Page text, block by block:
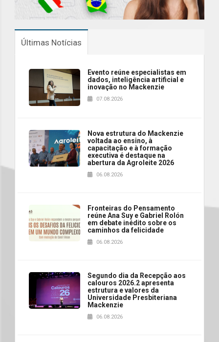
Últimas Notícias
Evento reúne especialistas em
dados, inteligência artificial e
inovação no Mackenzie
07.08.2026
Nova estrutura do Mackenzie
voltada ao ensino, à
capacitação e à formação
executiva é destaque na
abertura da Agroleite 2026
06.08.2026
Fronteiras do Pensamento
reúne Ana Suy e Gabriel Rolón
em debate inédito sobre os
caminhos da felicidade
06.08.2026
Segundo dia da Recepção aos
calouros 2026.2 apresenta
estrutura e valores da
Universidade Presbiteriana
Mackenzie
06.08.2026